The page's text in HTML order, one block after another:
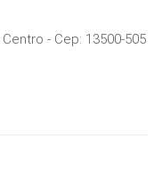
Centro - Cep: 13500-505